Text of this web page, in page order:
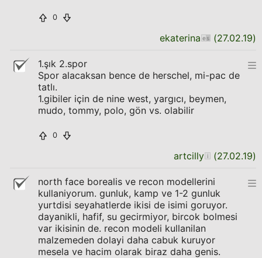
0
ekaterina (27.02.19)
1.şık 2.spor
Spor alacaksan bence de herschel, mi-pac de
tatlı.
1.gibiler için de nine west, yargıcı, beymen,
mudo, tommy, polo, gön vs. olabilir
0
artcilly (27.02.19)
north face borealis ve recon modellerini
kullaniyorum. gunluk, kamp ve 1-2 gunluk
yurtdisi seyahatlerde ikisi de isimi goruyor.
dayanikli, hafif, su gecirmiyor, bircok bolmesi
var ikisinin de. recon modeli kullanilan
malzemeden dolayi daha cabuk kuruyor
mesela ve hacim olarak biraz daha genis.